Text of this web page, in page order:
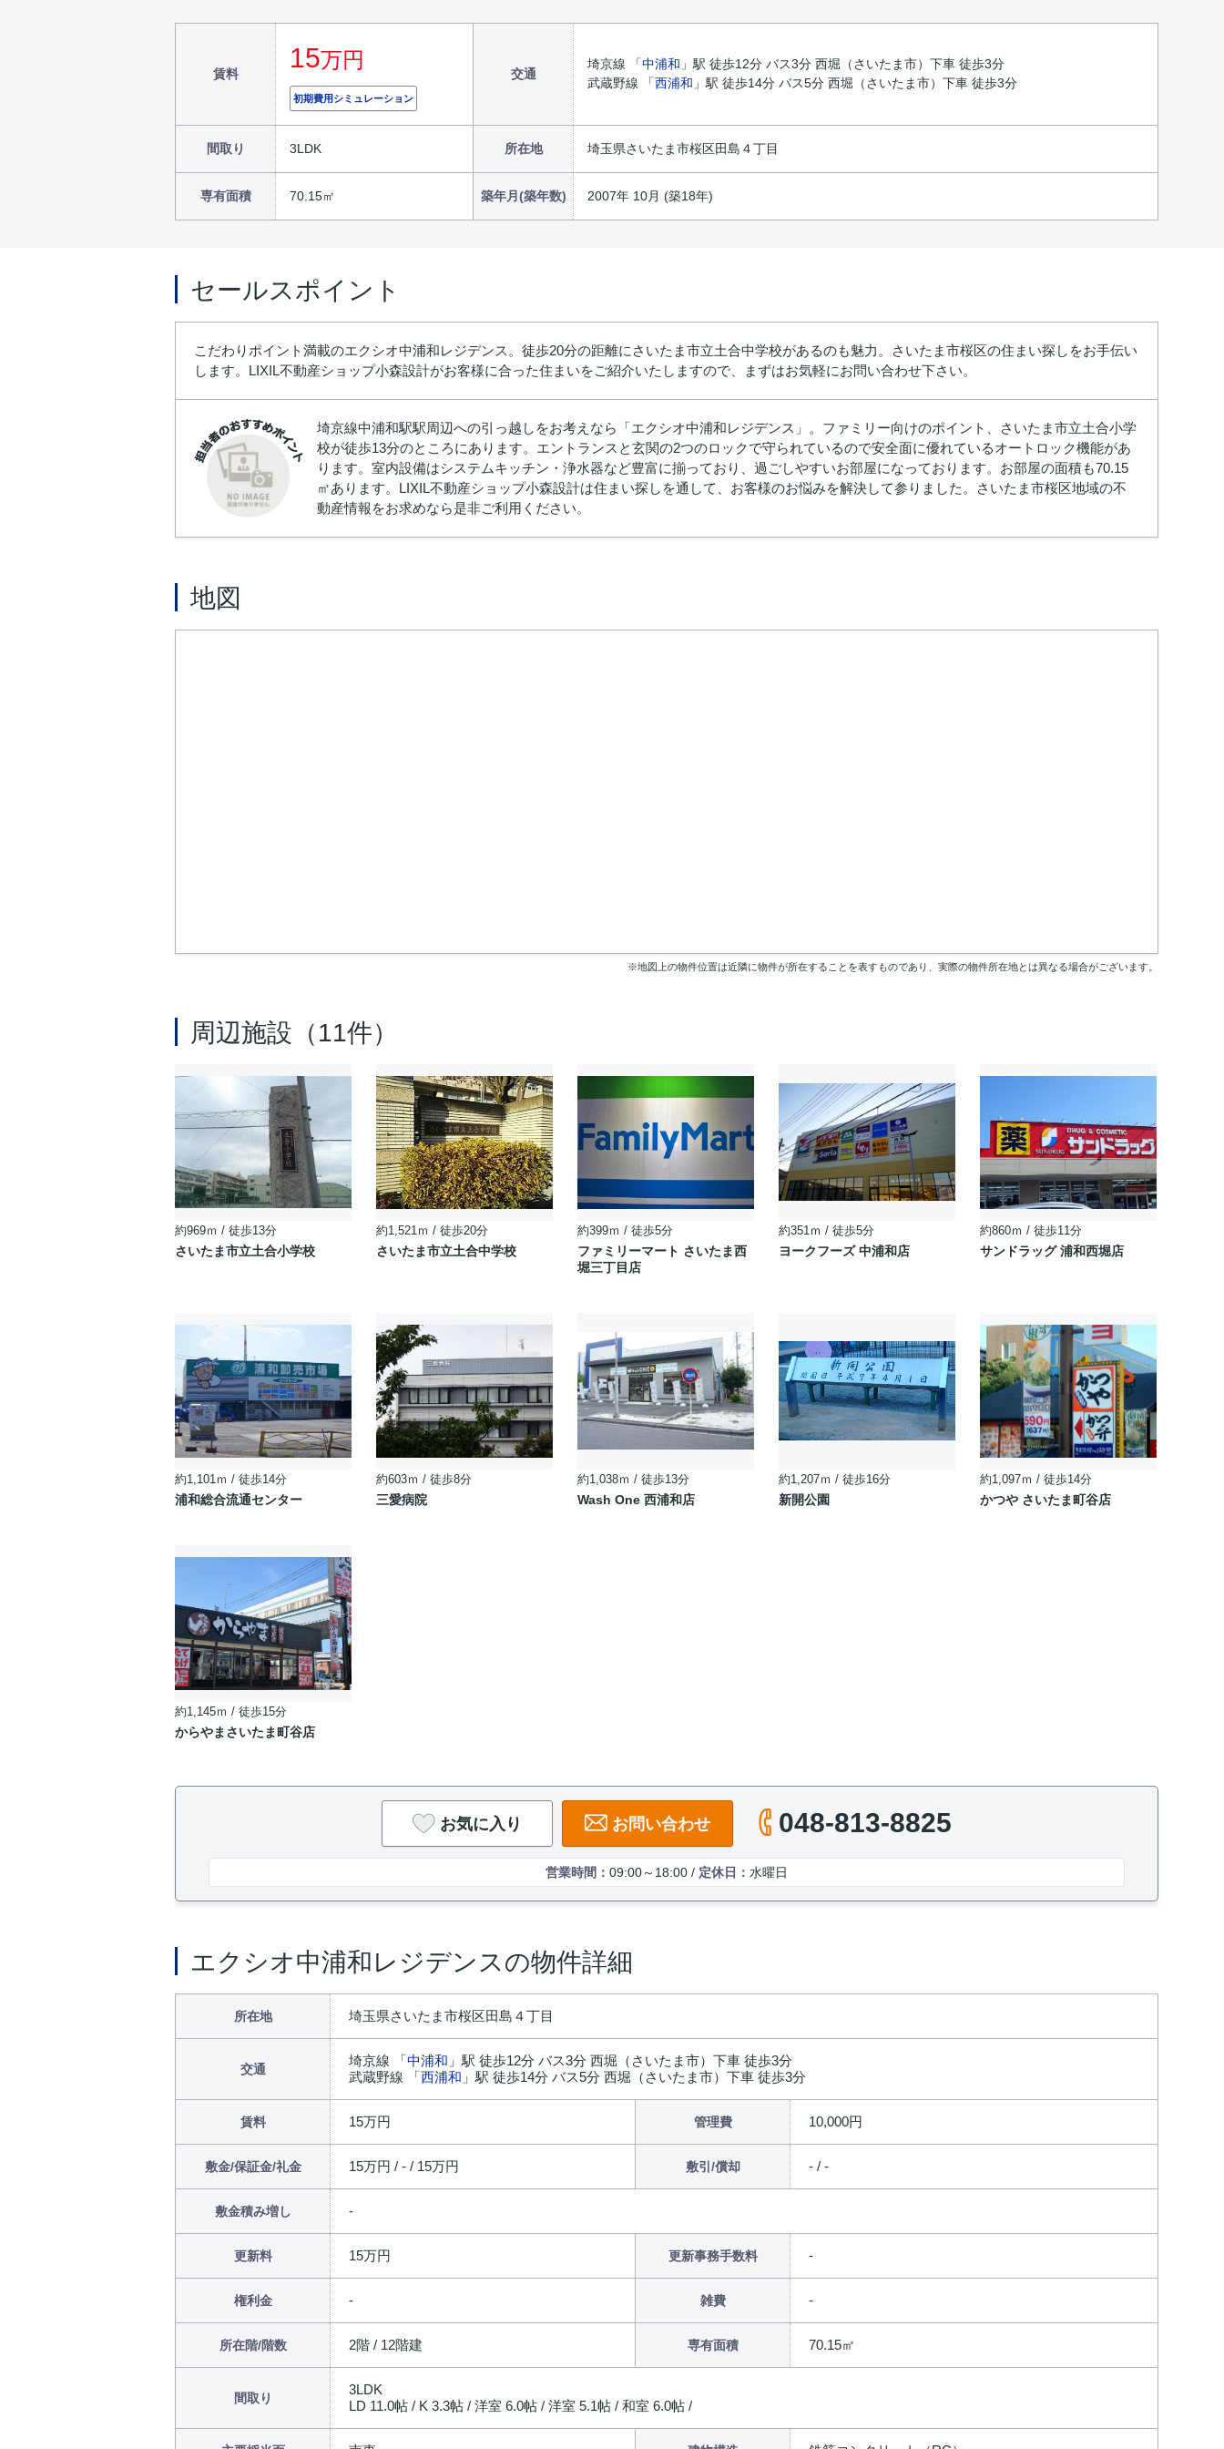
賃料
15万円
初期費用シミュレーション
交通
埼京線 「中浦和 」駅 徒歩12分 バス3分 西堀（さいたま市）下車 徒歩3分
武蔵野線 「西浦和 」駅 徒歩14分 バス5分 西堀（さいたま市）下車 徒歩3分
間取り 3LDK 所在地 埼玉県さいたま市桜区田島４丁目
専有面積 70.15㎡ 築年月(築年数) 2007年 10月 (築18年)
セールスポイント
こだわりポイント満載のエクシオ中浦和レジデンス。徒歩20分の距離にさいたま市立土合中学校があるのも魅力。さいたま市桜区の住まい探しをお手伝い
します。LIXIL不動産ショップ小森設計がお客様に合った住まいをご紹介いたしますので、まずはお気軽にお問い合わせ下さい。
埼京線中浦和駅駅周辺への引っ越しをお考えなら「エクシオ中浦和レジデンス」。ファミリー向けのポイント、さいたま市立土合小学
校が徒歩13分のところにあります。エントランスと玄関の2つのロックで守られているので安全面に優れているオートロック機能があ
ります。室内設備はシステムキッチン・浄水器など豊富に揃っており、過ごしやすいお部屋になっております。お部屋の面積も70.15
㎡あります。LIXIL不動産ショップ小森設計は住まい探しを通して、お客様のお悩みを解決して参りました。さいたま市桜区地域の不
動産情報をお求めなら是非ご利用ください。
地図
※地図上の物件位置は近隣に物件が所在することを表すものであり、実際の物件所在地とは異なる場合がございます。
周辺施設（11件）
約969ｍ / 徒歩13分
さいたま市立土合小学校
約1,521ｍ / 徒歩20分
さいたま市立土合中学校
約399ｍ / 徒歩5分
ファミリーマート さいたま西
堀三丁目店
約351ｍ / 徒歩5分
ヨークフーズ 中浦和店
約860ｍ / 徒歩11分
サンドラッグ 浦和西堀店
約1,101ｍ / 徒歩14分
浦和総合流通センター
約603ｍ / 徒歩8分
三愛病院
約1,038ｍ / 徒歩13分
Wash One 西浦和店
約1,207ｍ / 徒歩16分
新開公園
約1,097ｍ / 徒歩14分
かつや さいたま町谷店
約1,145ｍ / 徒歩15分
からやまさいたま町谷店
お気に入り お問い合わせ 048-813-8825
営業時間： 09:00～18:00 / 定休日： 水曜日
エクシオ中浦和レジデンスの物件詳細
所在地 埼玉県さいたま市桜区田島４丁目
交通
埼京線 「中浦和 」駅 徒歩12分 バス3分 西堀（さいたま市）下車 徒歩3分
武蔵野線 「西浦和 」駅 徒歩14分 バス5分 西堀（さいたま市）下車 徒歩3分
賃料 15万円 管理費 10,000円
敷金/保証金/礼金 15万円 / - / 15万円 敷引/償却 - / -
敷金積み増し
更新料 15万円 更新事務手数料
権利金 雑費
所在階/階数 2階 / 12階建 専有面積 70.15㎡
間取り
3LDK
LD 11.0帖 / K 3.3帖 / 洋室 6.0帖 / 洋室 5.1帖 / 和室 6.0帖 /